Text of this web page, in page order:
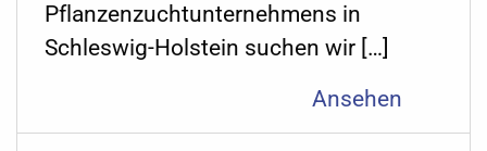
Pflanzenzuchtunternehmens in
Schleswig-Holstein suchen wir […]
Ansehen